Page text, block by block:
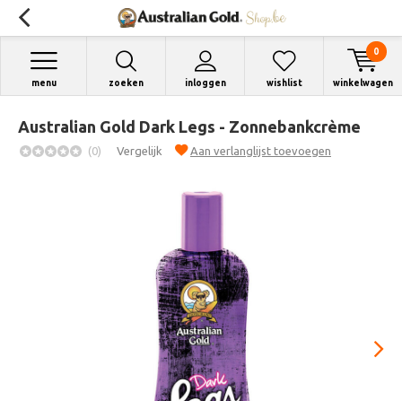
zoeken inloggen
menu wishlist winkelwagen
0
Australian Gold Dark Legs - Zonnebankcrème
(0) Vergelijk Aan verlanglijst toevoegen